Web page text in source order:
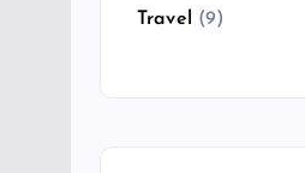
Travel (9)